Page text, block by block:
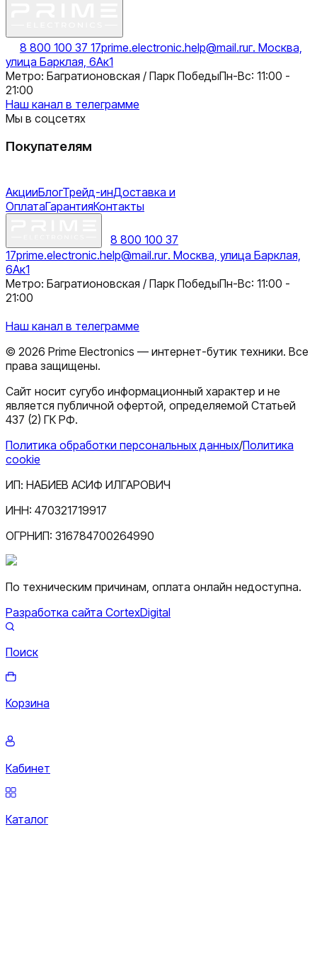
8 800 100 37 17prime.electronic.help@mail.ruг. Москва,
улица Барклая, 6Ак1
Метро: Багратионовская / Парк ПобедыПн-Вс: 11:00 -
21:00
Наш канал в телеграмме
Мы в соцсетях
Покупателям
АкцииБлогТрейд-инДоставка и
ОплатаГарантияКонтакты
8 800 100 37
17prime.electronic.help@mail.ruг. Москва, улица Барклая,
6Ак1
Метро: Багратионовская / Парк ПобедыПн-Вс: 11:00 -
21:00
Наш канал в телеграмме
© 2026 Prime Electronics — интернет-бутик техники. Все
права защищены.
Сайт носит сугубо информационный характер и не
является публичной офертой, определяемой Статьей
437 (2) ГК РФ.
Политика обработки персональных данных/Политика
cookie
ИП: НАБИЕВ АСИФ ИЛГАРОВИЧ
ИНН: 470321719917
ОГРНИП: 316784700264990
По техническим причинам, оплата онлайн недоступна.
Разработка сайта CortexDigital
Поиск
Корзина
Кабинет
Каталог